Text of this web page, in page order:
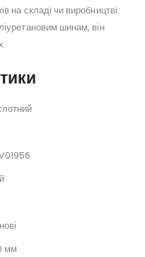
на складі чи виробництві.
шинам, він
мм